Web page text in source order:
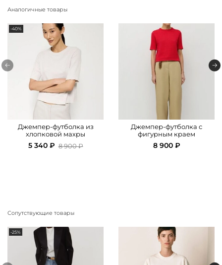
Аналогичные товары
-40%
Джемпер-футболка из
хлопковой махры
5 340 ₽ 8 900 ₽
Джемпер-футболка с
фигурным краем
8 900 ₽
Сопутствующие товары
-25%